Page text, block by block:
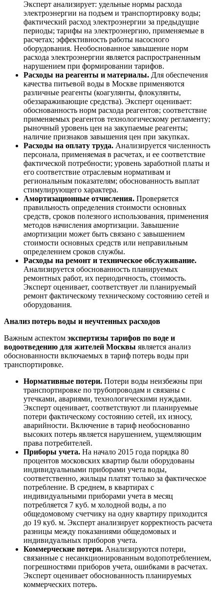
Эксперт анализирует: удельные нормы расхода
электроэнергии на подъем и транспортировку воды;
фактический расход электроэнергии за предыдущие
периоды; тарифы на электроэнергию, применяемые в
расчетах; эффективность работы насосного
оборудования. Необоснованное завышение норм
расхода электроэнергии является распространенным
нарушением при формировании тарифов.
Расходы на реагенты и материалы. Для обеспечения
качества питьевой воды в Москве применяются
различные реагенты (коагулянты, флокулянты,
обеззараживающие средства). Эксперт оценивает:
обоснованность норм расхода реагентов; соответствие
применяемых реагентов технологическому регламенту;
рыночный уровень цен на закупаемые реагенты;
наличие признаков завышения цен при закупках.
Расходы на оплату труда. Анализируется численность
персонала, применяемая в расчетах, и ее соответствие
фактической потребности; уровень заработной платы и
его соответствие отраслевым нормативам и
региональным показателям; обоснованность выплат
стимулирующего характера.
Амортизационные отчисления. Проверяется
правильность определения стоимости основных
средств, сроков полезного использования, применения
методов начисления амортизации. Завышение
амортизации может быть связано с завышением
стоимости основных средств или неправильным
определением сроков службы.
Расходы на ремонт и техническое обслуживание.
Анализируется обоснованность планируемых
ремонтных работ, их периодичность, стоимость.
Эксперт оценивает, соответствует ли планируемый
ремонт фактическому техническому состоянию сетей и
оборудования.
Анализ потерь воды и неучтенных расходов
Важным аспектом экспертизы тарифов по воде и
водоотведению для жителей Москвы является анализ
обоснованности включаемых в тариф потерь воды при
транспортировке.
Нормативные потери. Потери воды неизбежны при
транспортировке по трубопроводам и связаны с
утечками, авариями, технологическими нуждами.
Эксперт оценивает, соответствуют ли планируемые
потери фактическому состоянию сетей, их износу,
аварийности. Включение в тариф необоснованно
высоких потерь является нарушением, ущемляющим
права потребителей.
Приборы учета. На начало 2015 года порядка 80
процентов московских квартир были оборудованы
индивидуальными приборами учета воды,
соответственно, жильцы платят только за фактическое
потребление. В среднем, в квартирах с
индивидуальными приборами учета в месяц
потребляется 7 куб. м холодной воды, а по
общедомовому счетчику на одну квартиру приходится
до 19 куб. м. Эксперт анализирует корректность расчета
разницы между показаниями общедомовых и
индивидуальных приборов учета.
Коммерческие потери. Анализируются потери,
связанные с несанкционированным водопотреблением,
погрешностями приборов учета, ошибками в расчетах.
Эксперт оценивает обоснованность планируемых
коммерческих потерь.